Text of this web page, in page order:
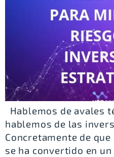
Hablemos de avales
hablemos de las
Concretamente de
se ha convertido en